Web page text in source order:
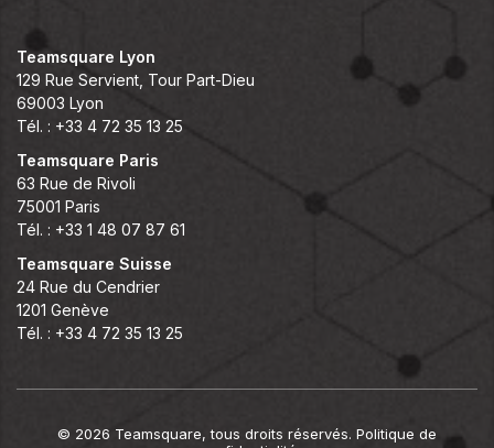
Teamsquare Lyon
129 Rue Servient, Tour Part-Dieu
69003 Lyon
Tél. : +33 4 72 35 13 25
Teamsquare Paris
63 Rue de Rivoli
75001 Paris
Tél. : +33 1 48 07 87 61
Teamsquare Suisse
24 Rue du Cendrier
1201 Genève
Tél. : +33 4 72 35 13 25
© 2026 Teamsquare, tous droits réservés. Politique de